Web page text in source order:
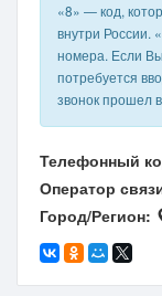
«8» — код,
внутри
номера. Если
потребуется
звонок прошел
Телефонный
Оператор
Город/Регион: